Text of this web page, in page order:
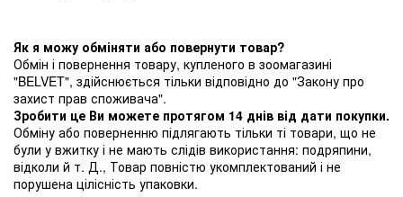
Як я можу обміняти або повернути товар?
Обмін і повернення товару, купленого в зоомагазині
"BELVET", здійснюється тільки відповідно до "Закону про
захист прав споживача".
Зробити це Ви можете протягом 14 днів від дати покупки.
Обміну або поверненню підлягають тільки ті товари, що не
були у вжитку і не мають слідів використання: подряпини,
відколи й т. Д., Товар повністю укомплектований і не
порушена цілісність упаковки.